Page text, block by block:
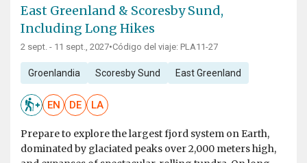
East Greenland & Scoresby Sund,
Including Long Hikes
2 sept. - 11 sept., 2027•Código del viaje: PLA11-27
Groenlandia Scoresby Sund East Greenland
EN DE LA
Prepare to explore the largest fjord system on Earth,
dominated by glaciated peaks over 2,000 meters high,